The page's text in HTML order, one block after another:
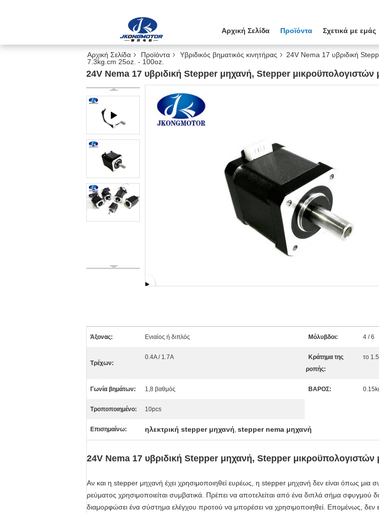
Αρχική Σελίδα Προϊόντα Σχετικά με εμάς
Αρχική Σελίδα Προϊόντα Υβριδικός βηματικός κινητήρας
24V Nema 17 υβριδική
7.3kg.cm 25oz. - 100oz.
24V Nema 17 υβριδική Stepper μηχανή, Stepper
Άξονας: Ενιαίος ή διπλός Μόλυβδοι: 4 / 6
Τρέχων:
0.4A / 1.7A
Κράτημα της
ροπής:
το
Γωνία βημάτων: 1,8 βαθμός ΒΑΡΟΣ:
Τροποποιημένο: 10pcs
Επισημαίνω: ηλεκτρική stepper μηχανή, stepper nema μηχανή
24V Nema 17 υβριδική Stepper μηχανή, Stepper
Αν και η stepper μηχανή έχει χρησιμοποιηθεί ευρέως, η stepper μηχανή δεν είναι όπως
ρεύματος χρησιμοποιείται συμβατικά. Πρέπει να αποτελείται από ένα διπλά σήμα
διαμορφώσει ένα σύστημα ελέγχου προτού να μπορέσει να χρησιμοποιηθεί. Επομένως, δεν